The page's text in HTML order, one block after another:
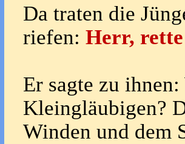
Da traten die
riefen:Herr,
Er sagte zu
Kleingläubigen?
Winden und dem